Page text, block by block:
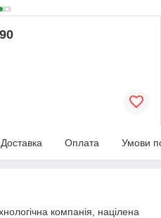
Доставка Оплата Умови
компанія, націлена